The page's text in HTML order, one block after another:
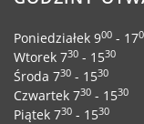
Poniedziałek 900 - 17
Wtorek 730 - 1530
Środa 730 - 1530
Czwartek 730 - 1530
Piątek 730 - 1530